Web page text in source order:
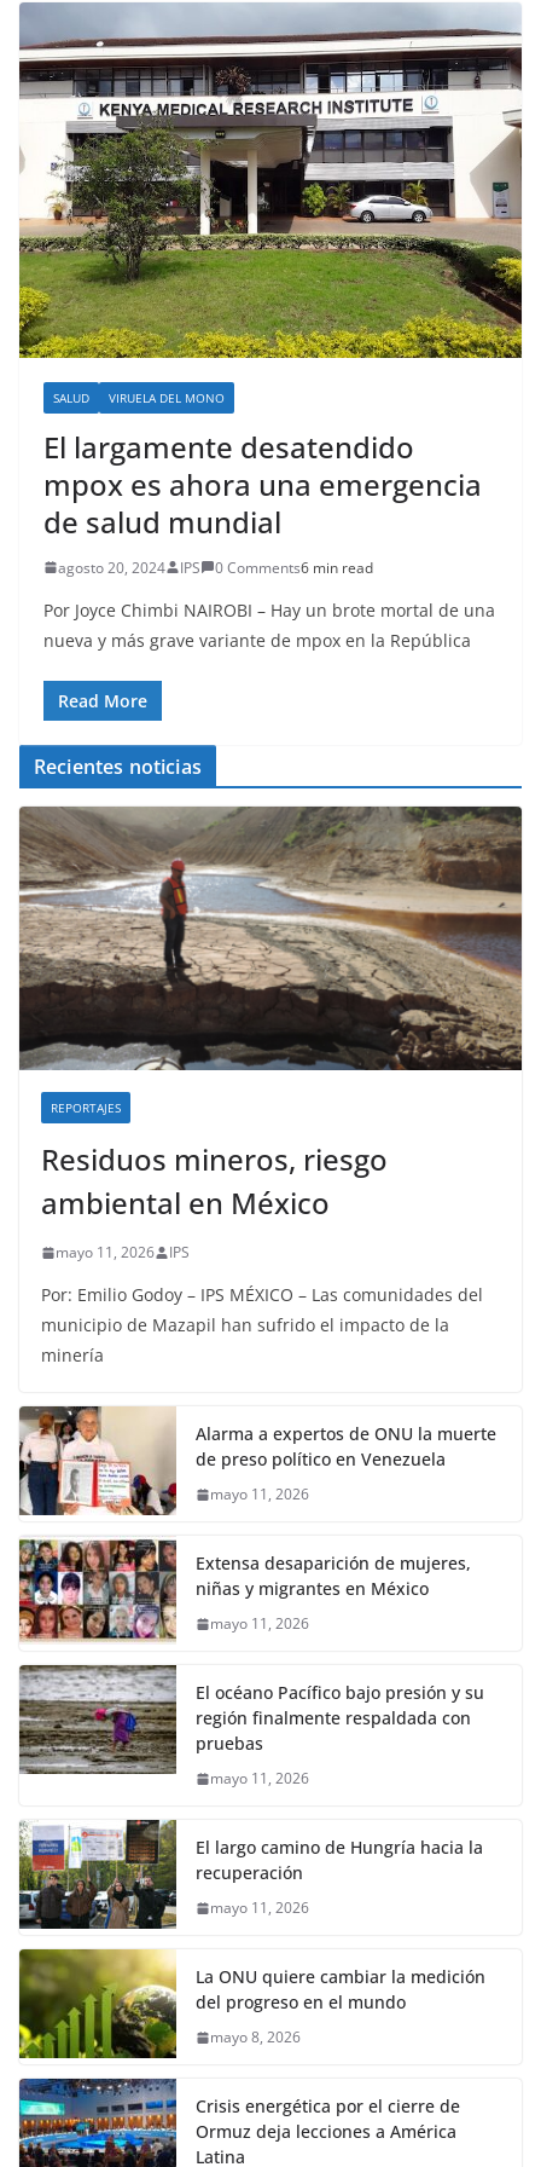
SALUD VIRUELA DEL MONO
El largamente desatendido
mpox es ahora una emergencia
de salud mundial
agosto 20, 2024 IPS 0 Comments6 min read
Por Joyce Chimbi NAIROBI – Hay un brote mortal de una
nueva y más grave variante de mpox en la República
Read More
Recientes noticias
REPORTAJES
Residuos mineros, riesgo
ambiental en México
mayo 11, 2026 IPS
Por: Emilio Godoy – IPS MÉXICO – Las comunidades del
municipio de Mazapil han sufrido el impacto de la
minería
Alarma a expertos de ONU la muerte
de preso político en Venezuela
mayo 11, 2026
Extensa desaparición de mujeres,
niñas y migrantes en México
mayo 11, 2026
El océano Pacífico bajo presión y su
región finalmente respaldada con
pruebas
mayo 11, 2026
El largo camino de Hungría hacia la
recuperación
mayo 11, 2026
La ONU quiere cambiar la medición
del progreso en el mundo
mayo 8, 2026
Crisis energética por el cierre de
Ormuz deja lecciones a América
Latina